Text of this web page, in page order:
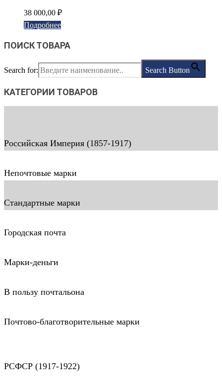
38 000,00 ₽
Подробнее
ПОИСК ТОВАРА
Search for: Search Button
КАТЕГОРИИ ТОВАРОВ
Российская Империя (1857-1917)
Непочтовые марки
Стандартные марки
Городская почта
Марки-деньги
В пользу почтальона
Почтово-благотворительные марки
РСФСР (1917-1922)